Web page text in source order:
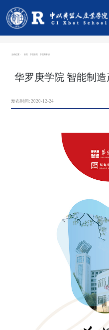
当前位置： 首页 学院首页 学院荣誉榜
华罗庚学院 智能制
发布时间: 2020-12-24